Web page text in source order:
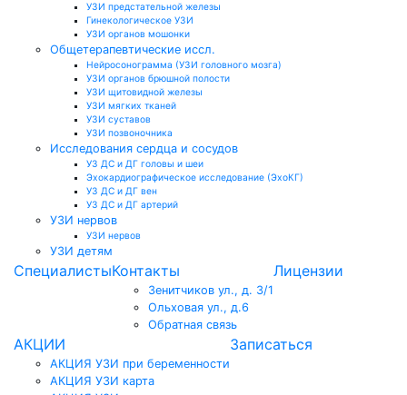
УЗИ предстательной железы
Гинекологическое УЗИ
УЗИ органов мошонки
Общетерапевтические иссл.
Нейросонограмма (УЗИ головного мозга)
УЗИ органов брюшной полости
УЗИ щитовидной железы
УЗИ мягких тканей
УЗИ суставов
УЗИ позвоночника
Исследования сердца и сосудов
УЗ ДС и ДГ головы и шеи
Эхокардиографическое исследование (ЭхоКГ)
УЗ ДС и ДГ вен
УЗ ДС и ДГ артерий
УЗИ нервов
УЗИ нервов
УЗИ детям
СпециалистыКонтакты
Зенитчиков ул., д. 3/1
Ольховая ул., д.6
Обратная связь
Лицензии
АКЦИИ
АКЦИЯ УЗИ при беременности
АКЦИЯ УЗИ карта
Записаться